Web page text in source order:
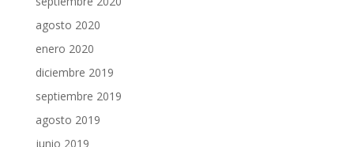
agosto 2020
enero 2020
diciembre 2019
septiembre 2019
agosto 2019
junio 2019